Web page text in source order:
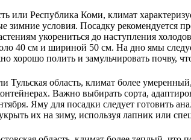
или Республика Коми, климат
зимние условия. Посадку рекомендуется
укорениться до наступления
40 см и шириной 50 см. На дно ямы
хорошо полить и замульчировать почву,
Тульская область, климат более
Важно выбирать сорта,
Яму для посадки следует
их на зиму, используя лапник или